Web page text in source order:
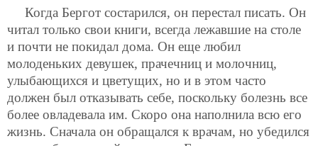
Когда Бергот состарился, он перестал писать. Он
читал только свои книги, всегда лежавшие на столе
и почти не покидал дома. Он еще любил
молоденьких девушек, прачечниц и молочниц,
улыбающихся и цветущих, но и в этом часто
должен был отказывать себе, поскольку болезнь все
более овладевала им. Скоро она наполнила всю его
жизнь. Сначала он обращался к врачам, но убедился